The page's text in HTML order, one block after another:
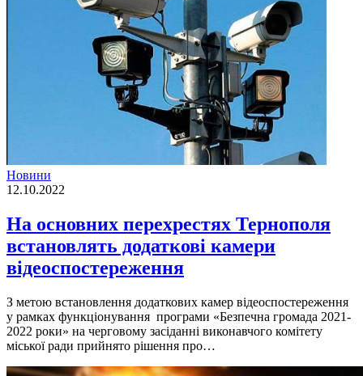
Новини
12.10.2022
На основних перехрестях Тернополя
встановлять додаткові камери
відеоспостереження
З метою встановлення додаткових камер вiдеоспостереження
у рамках функцiонування програми «Безпечна громада 2021-
2022 роки» на черговому засiданнi виконавчого комiтету
мiської ради прийнято рiшення про…